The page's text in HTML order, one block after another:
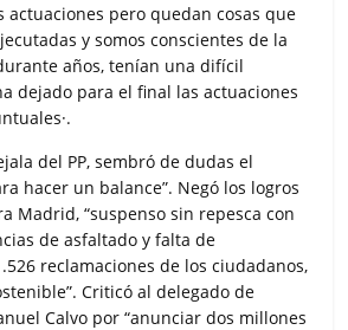
actuaciones pero quedan cosas que
y somos conscientes de la
años, tenían una difícil
dejado para el final las actuaciones
del PP, sembró de dudas el
hacer un balance”. Negó los logros
Madrid, “suspenso sin repesca con
de asfaltado y falta de
reclamaciones de los ciudadanos,
Criticó al delegado de
Calvo por “anunciar dos millones